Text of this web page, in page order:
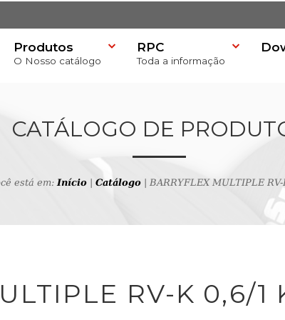
Produtos
O Nosso catálogo
RPC
Toda a informação
CATÁLOGO DE
está em:Início| Catálogo| BARRYFLEX MULTIPLE RV-
RV-K 0,6/1